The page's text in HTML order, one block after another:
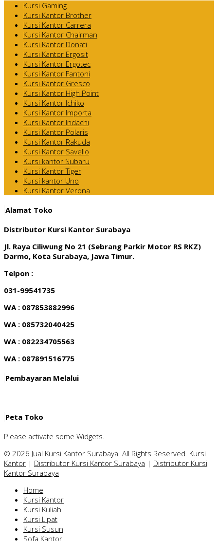
Kursi Gaming
Kursi Kantor Brother
Kursi Kantor Carrera
Kursi Kantor Chairman
Kursi Kantor Donati
Kursi Kantor Ergosit
Kursi Kantor Ergotec
Kursi Kantor Fantoni
Kursi Kantor Gresco
Kursi Kantor High Point
Kursi Kantor Ichiko
Kursi Kantor Importa
Kursi Kantor Indachi
Kursi Kantor Polaris
Kursi Kantor Rakuda
Kursi Kantor Savello
Kursi kantor Subaru
Kursi Kantor Tiger
Kursi kantor Uno
Kursi Kantor Verona
Alamat Toko
Distributor Kursi Kantor Surabaya
Jl. Raya Ciliwung No 21 (Sebrang Parkir Motor RS RKZ)
Darmo, Kota Surabaya, Jawa Timur.
Telpon :
031-99541735
WA : 087853882996
WA : 085732040425
WA : 082234705563
WA : 087891516775
Pembayaran Melalui
Peta Toko
Please activate some Widgets.
© 2026 Jual Kursi Kantor Surabaya. All Rights Reserved. Kursi
Kantor | Distributor Kursi Kantor Surabaya | Distributor Kursi
Kantor Surabaya
Home
Kursi Kantor
Kursi Kuliah
Kursi Lipat
Kursi Susun
Sofa Kantor